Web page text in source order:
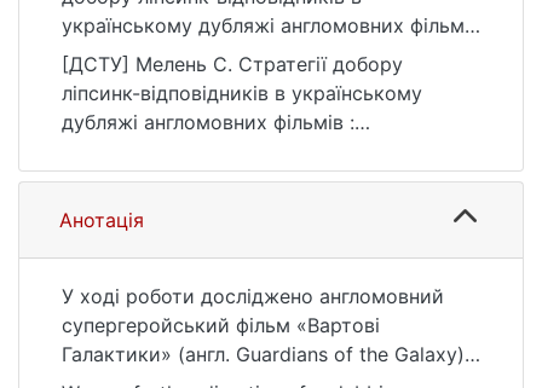
українському дубляжі англомовних фільмів
[Бакалаврська робота, Київський
національний університет імені Тараса
Шевченка]. eKNUTSHIR.
https://ir.library.knu.ua/handle/123456789/55
28
[ДСТУ] Мелень С. Стратегії добору
ліпсинк-відповідників в українському
дубляжі англомовних фільмів :
Гуманітарні науки. Київ, 2023. 50 с. URL:
https://ir.library.knu.ua/handle/123456789/55
28 (дата звернення: 25.07.2026).
Анотація
У ході роботи досліджено англомовний
супергеройський фільм «Вартові
Галактики» (англ. Guardians of the Galaxy) і
біографічна драма «Темні часи» (англ. The